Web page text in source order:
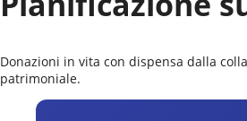
Donazioni in vita con dispensa dalla
patrimoniale.